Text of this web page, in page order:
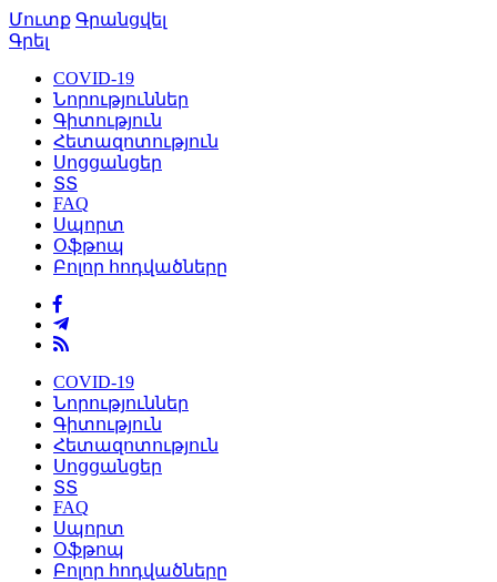
Մուտք Գրանցվել
Գրել
COVID-19
Նորություններ
Գիտություն
Հետազոտություն
Սոցցանցեր
ՏՏ
FAQ
Սպորտ
Օֆթոպ
Բոլոր հոդվածները
COVID-19
Նորություններ
Գիտություն
Հետազոտություն
Սոցցանցեր
ՏՏ
FAQ
Սպորտ
Օֆթոպ
Բոլոր հոդվածները